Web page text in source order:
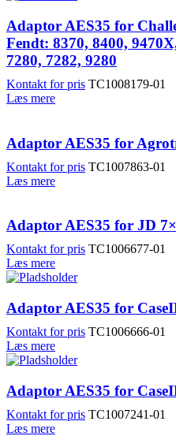
Adaptor AES35 for
Fendt: 8370, 8400,
7280, 7282, 9280
Kontakt for pris TC1008179-01
Læs mere
Adaptor AES35 for
Kontakt for pris TC1007863-01
Læs mere
Adaptor AES35 for JD
Kontakt for pris TC1006677-01
Læs mere
Adaptor AES35 for
Kontakt for pris TC1006666-01
Læs mere
Adaptor AES35 for
Kontakt for pris TC1007241-01
Læs mere